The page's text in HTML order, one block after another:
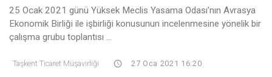
25 Ocak 2021 günü Yüksek Meclis Yasama Odası’nın Avrasya
Ekonomik Birliği ile işbirliği konusunun incelenmesine yönelik bir
çalışma grubu toplantısı ...
Taşkent Ticaret Müşavirliği 27 Oca 2021 16:20